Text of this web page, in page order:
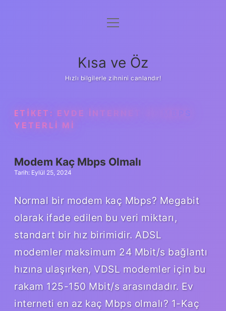
Anasayfa
Yasal Uyarı
menüyü
Kısa ve Öz
Hızlı bilgilerle zihnini canlandır!
ETIKET: EVDE INTERNET 35 MBPS
YETERLI MI
Modem Kaç Mbps Olmalı
Tarih: Eylül 25, 2024
Normal bir modem kaç Mbps? Megabit
olarak ifade edilen bu veri miktarı,
standart bir hız birimidir. ADSL
modemler maksimum 24 Mbit/s bağlantı
hızına ulaşırken, VDSL modemler için bu
rakam 125-150 Mbit/s arasındadır. Ev
interneti en az kaç Mbps olmalı? 1-Kaç